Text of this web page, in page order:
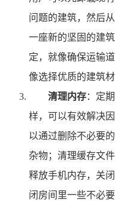
问题的建筑，然后
一座新的坚固的建
定，就像确保运输
像选择优质的建筑材
清理内存：定
样，可以有效解决
以通过删除不必要
杂物；清理缓存文
释放手机内存，关
闭房间里一些不必